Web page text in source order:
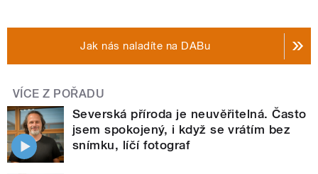
Jak nás naladíte na DABu
VÍCE Z POŘADU
Severská příroda je neuvěřitelná. Často
jsem spokojený, i když se vrátím bez
snímku, líčí fotograf